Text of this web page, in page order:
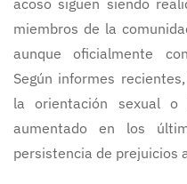
acoso siguen siendo
miembros de la
aunque oficialmente
Según informes
la orientación sexual
aumentado en los
persistencia de prejuicios